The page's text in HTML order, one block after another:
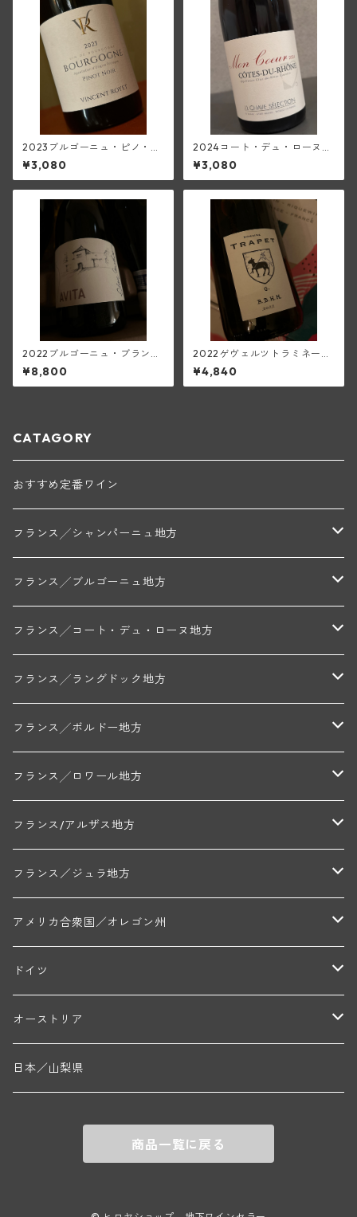
2023ブルゴーニュ・ピノ・ノ
ワール(ロワイエ)
¥3,080
2024コート・デュ・ローヌ・
モン・クール(ジャン・ルイ・
シャーヴ・セレクション)
¥3,080
2022ブルゴーニュ・ブラン・
トネール・アヴィタ(アラン・
マティアス)
¥8,800
2022ゲヴェルツトラミネー
ル・ベブレンハイム(トラペ)
¥4,840
CATAGORY
おすすめ定番ワイン
フランス╱シャンパーニュ地方
モンターニュ・ド・ランス
トリシェ・ディディエ
コート・デ・ブラン
ミッシェル・ジュネ
フランス╱ブルゴーニュ地方
シャブリ地区
プティ・ポンティニィ(シャブリ)
アラン・マティアス(トネロワ)
コート・ド・ニュイ地区
クロード・デュガ(ジュヴレ・シャンベルタン)
セラファン・ペール・エ・フィス(ジュヴレ・シャンベルタン)
エマニュエル・ルジェ(フラジェ・エシェゾー)
ニコラ・ルジェ(フラジェ・エシェゾー)
コート・ド・ボーヌ地区
フランソワーズ・ジャニアール(ペルナン・ヴェルジュレス)
マルキ・ダンジェルヴィル(ヴォルネー)
ドニ・ペール・エ・フィス(ペルナン・ヴェルジュレス)
コント・ラフォン(ムルソー)
フランソワ・ミクルスキ(ムルソー)
コート・シャロネーズ地区
ロワイエ(コート・デュ・クーショワ)
A&Pド・ヴィレーヌ(ブーズロン)
マコネ地区
マンシア・ポンセ(シャントレ)
ボージョレ地区
フランク・ジュイヤール(ジュリエナ)
ギイ・ブルトン(モルゴン)
フランス╱コート・デュ・ローヌ地方
北部地区
ジャン・ルイ・シャーヴ(エルミタージュ)
ジャン・ルイ・シャーヴ・セレクション(エルミタージュ)
南部地区
ル・ヴュー・ドンジョン(シャトーヌフ・デュ・パプ)
シャトー・ライヤ(シャトーヌフ・デュ・パプ)
フランス╱ラングドック地方
コトー・デュ・ラングドック地区
ド・ロルチュ(ヴァルフローネ)
ヴァン・ド・ペイ・ド・レロー
ムーラン・ド・ガサック
フランス╱ボルドー地方
アントル・ドゥー・メール地区
シャトー・レストリーユ
メドック地区
シャトー・ル・タンプル
フランス╱ロワール地方
ペイ・ナンテ地区
デ・オー・ペミオン(ムスカデ)
サントル・ニヴェルネ地区
ディディエ・ダグノー(プイィ・フュメ)
レジス・ミネ(プイィ・フュメ)
トゥーレーヌ地区
ド・ラ・ノブレ(シノン)
フランス/アルザス地方
ロリー・ガスマン
フランス／ジュラ地方
アルボワ
ペリカン
アメリカ合衆国／オレゴン州
ウィラメット・ヴァレー
ニコラ・ジェイ
ドイツ
ラインガウ
ゲオルグ・ブロイヤー
フランケン
オーストリア
テルメンレギオン
セップ・モーザ―
カンプタール
日本／山梨県
商品一覧に戻る